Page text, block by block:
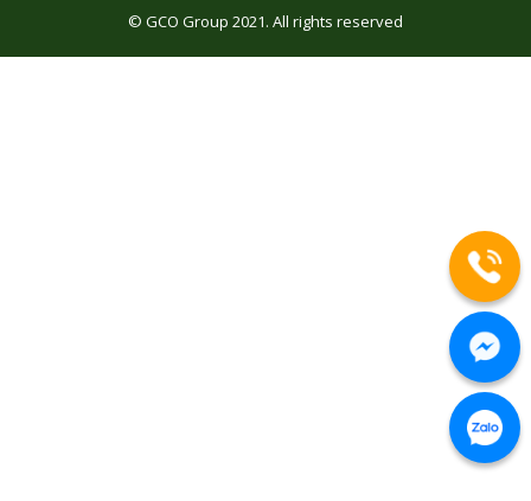
© GCO Group 2021. All rights reserved